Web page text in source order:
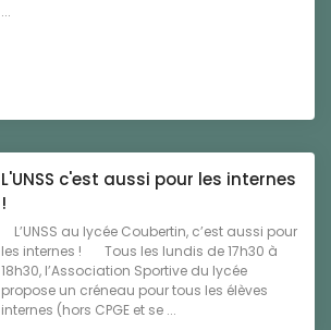
...
L'UNSS c'est aussi pour les internes
!
L’UNSS au lycée Coubertin, c’est aussi pour
les internes ! Tous les lundis de 17h30 à
18h30, l’Association Sportive du lycée
propose un créneau pour tous les élèves
internes (hors CPGE et se ...